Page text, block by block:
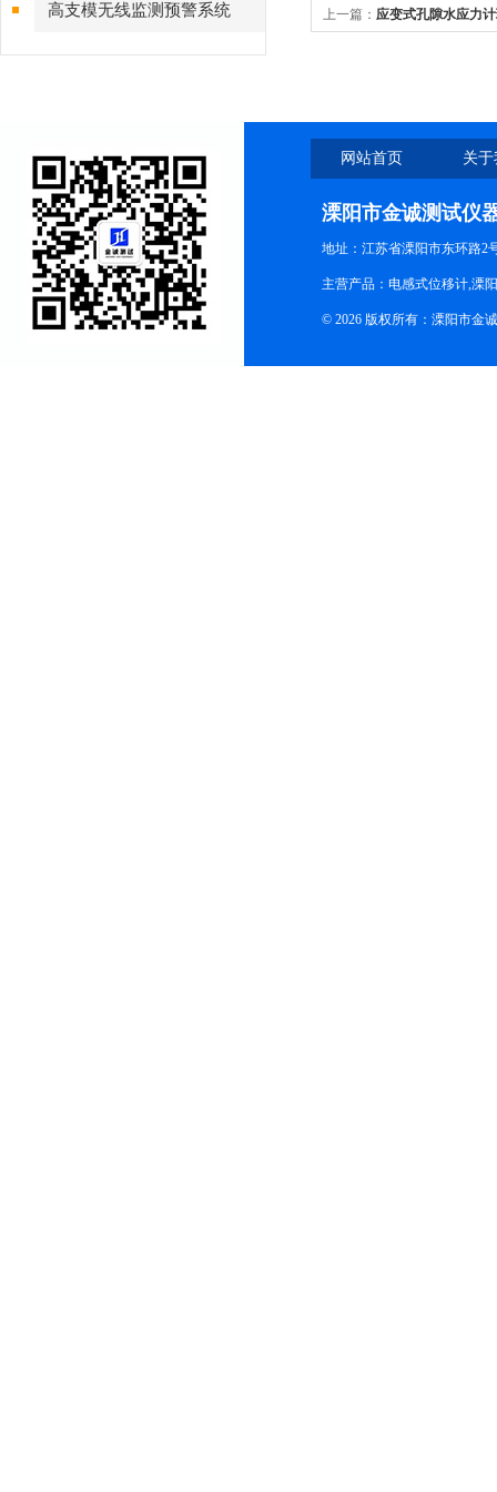
高支模无线监测预警系统 上一篇： 应变式孔隙水应力
网站首页 关
溧阳市金诚测试仪
地址：江苏省溧阳市东环路2
主营产品：电感式位移计,溧
© 2026 版权所有：溧阳市金